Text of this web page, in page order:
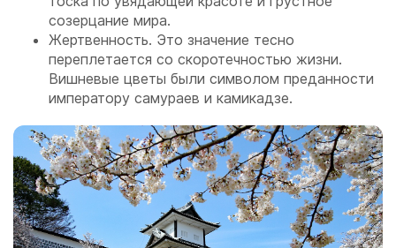
созерцание мира.
Жертвенность. Это значение тесно
переплетается со скоротечностью жизни.
Вишневые цветы были символом преданности
императору самураев и камикадзе.